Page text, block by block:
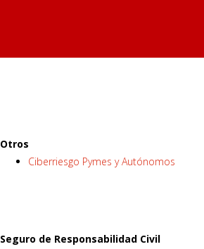
Otros
Ciberriesgo Pymes y Autónomos
Seguro de Responsabilidad Civil